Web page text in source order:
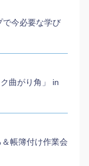
で今必要な学び
曲がり角」 in
帳簿付け作業会